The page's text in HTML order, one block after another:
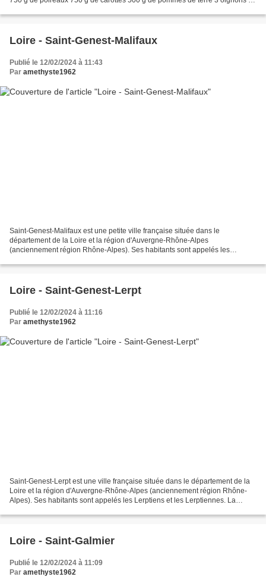
Loire - Saint-Genest-Malifaux
Publié le 12/02/2024 à 11:43
Par amethyste1962
Saint-Genest-Malifaux est une petite ville française située dans le
département de la Loire et la région d'Auvergne-Rhône-Alpes
(anciennement région Rhône-Alpes). Ses habitants sont appelés les
Loire - Saint-Genest-Lerpt
Publié le 12/02/2024 à 11:16
Par amethyste1962
Saint-Genest-Lerpt est une ville française située dans le département de la
Loire et la région d'Auvergne-Rhône-Alpes (anciennement région Rhône-
Alpes). Ses habitants sont appelés les Lerptiens et les Lerptiennes. La
Loire - Saint-Galmier
Publié le 12/02/2024 à 11:09
Par amethyste1962